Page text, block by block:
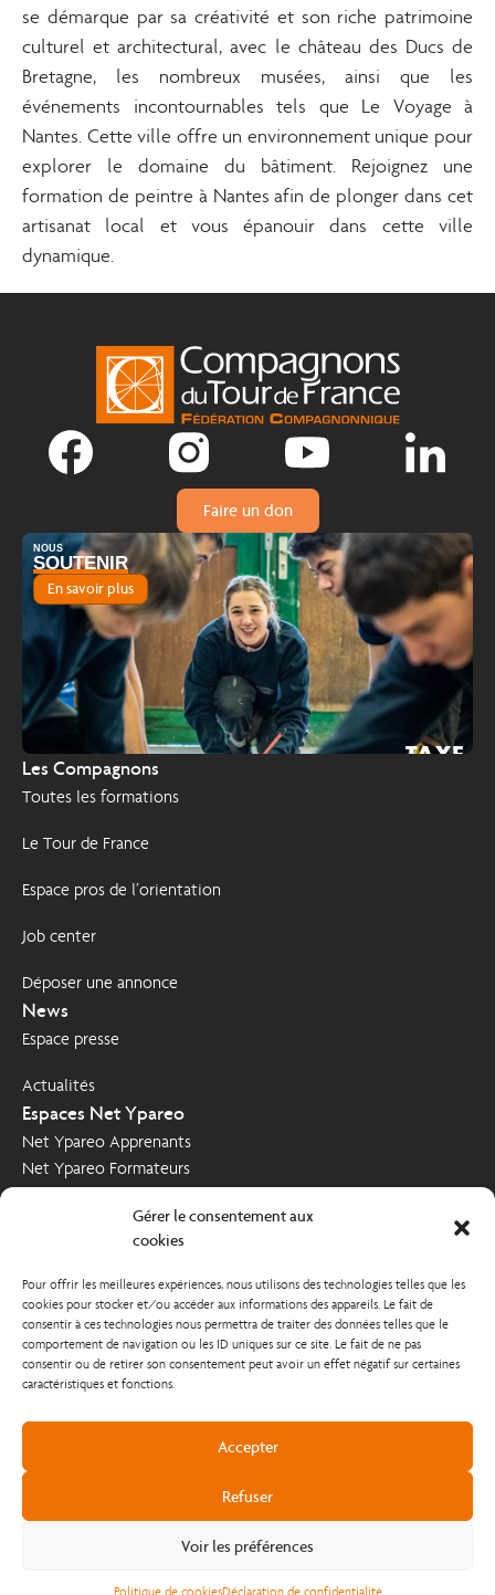
Gérer le consentement aux
cookies
Pour offrir les meilleures expériences, nous utilisons des technologies telles que les
cookies pour stocker et/ou accéder aux informations des appareils. Le fait de
consentir à ces technologies nous permettra de traiter des données telles que le
comportement de navigation ou les ID uniques sur ce site. Le fait de ne pas
consentir ou de retirer son consentement peut avoir un effet négatif sur certaines
caractéristiques et fonctions.
Accepter
Refuser
Voir les préférences
Politique de cookiesDéclaration de confidentialité
se démarque par sa créativité et son riche patrimoine
culturel et architectural, avec le château des Ducs de
Bretagne, les nombreux musées, ainsi que les
événements incontournables tels que Le Voyage à
Nantes. Cette ville offre un environnement unique pour
explorer le domaine du bâtiment. Rejoignez une
formation de peintre à Nantes afin de plonger dans cet
artisanat local et vous épanouir dans cette ville
dynamique.
Faire un don
Les Compagnons
Toutes les formations
Le Tour de France
Espace pros de l’orientation
Job center
Déposer une annonce
News
Espace presse
Actualités
Espaces Net Ypareo
Net Ypareo Apprenants
Net Ypareo Formateurs
Net Ypareo Entreprises
Nous contacter
Demande d’informations
Poser votre candidature
Nous soutenir
Comment nous soutenir ?
NOUS
SOUTENIR
En savoir plus
TAXE
Mentions légales et Conditions Générales d'Utilisation
Politique de confidentialité